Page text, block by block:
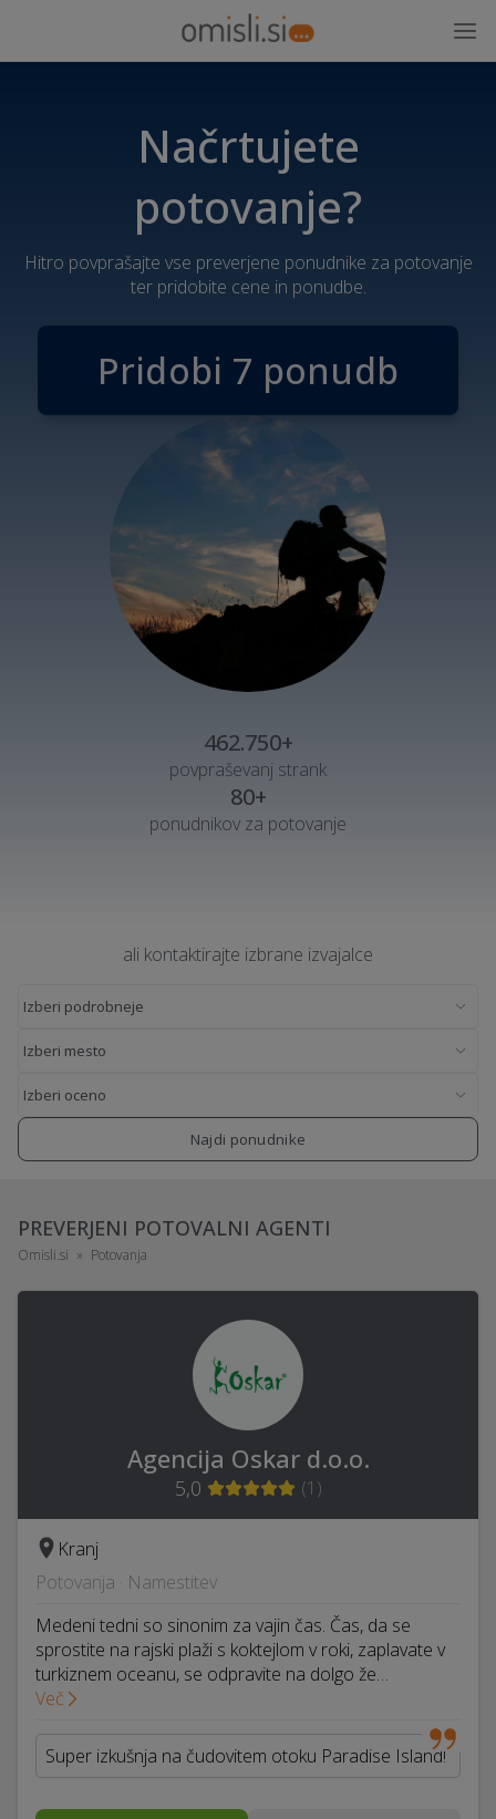
Načrtujete
potovanje?
Hitro povprašajte vse preverjene ponudnike za potovanje
ter pridobite cene in ponudbe.
Pridobi 7 ponudb
462.750+
povpraševanj strank
80+
ponudnikov za potovanje
ali kontaktirajte izbrane izvajalce
Najdi ponudnike
PREVERJENI POTOVALNI AGENTI
Omisli.si Potovanja
Agencija Oskar d.o.o.
5,0 (1 )
Kranj
Potovanja · Namestitev
Medeni tedni so sinonim za vajin čas. Čas, da se
sprostite na rajski plaži s koktejlom v roki, zaplavate v
turkiznem oceanu, se odpravite na dolgo že…
Več
Super izkušnja na čudovitem otoku Paradise Island!